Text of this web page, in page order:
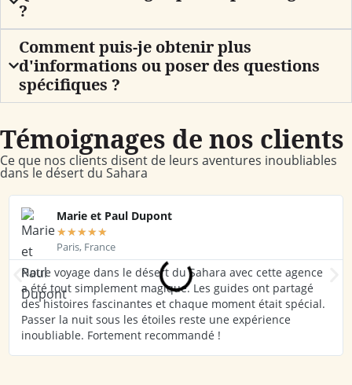
?
Comment puis-je obtenir plus
d'informations ou poser des questions
spécifiques ?
Témoignages de nos clients
Ce que nos clients disent de leurs aventures inoubliables
dans le désert du Sahara
Marie et Paul Dupont
★★★★★
Paris, France
Notre voyage dans le désert du Sahara avec cette agence
a été tout simplement magique. Les guides ont partagé
des histoires fascinantes et chaque moment était spécial.
Passer la nuit sous les étoiles reste une expérience
inoubliable. Fortement recommandé !